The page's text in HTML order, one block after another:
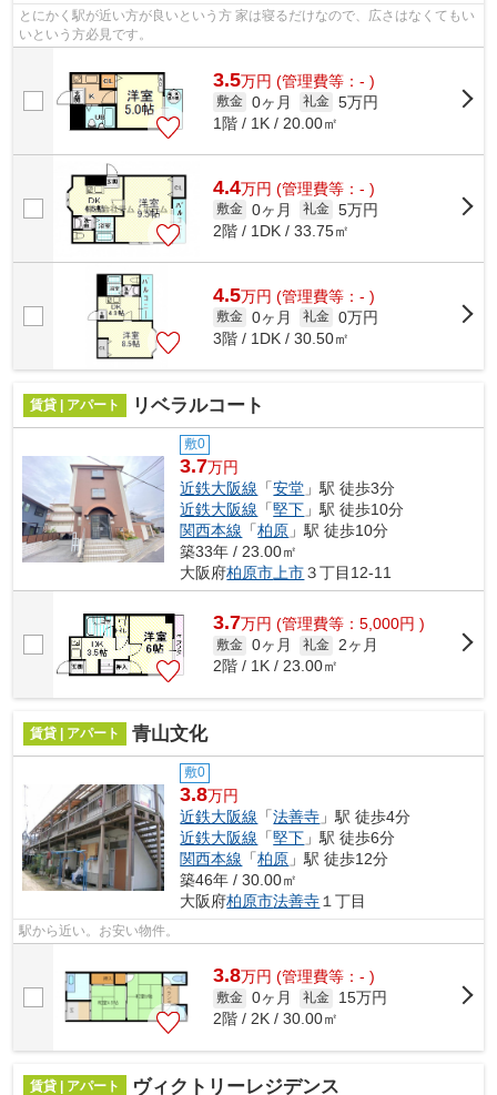
とにかく駅が近い方が良いという方 家は寝るだけなので、広さはなくてもい
いという方必見です。
3.5万円 (管理費等：- )
敷金 0ヶ月 礼金 5万円
1階 / 1K / 20.00㎡
4.4万円 (管理費等：- )
敷金 0ヶ月 礼金 5万円
2階 / 1DK / 33.75㎡
4.5万円 (管理費等：- )
敷金 0ヶ月 礼金 0万円
3階 / 1DK / 30.50㎡
賃貸 | アパート リベラルコート
敷0
3.7万円
近鉄大阪線 「安堂 」駅 徒歩3分
近鉄大阪線 「堅下 」駅 徒歩10分
関西本線 「柏原 」駅 徒歩10分
築33年 / 23.00㎡
大阪府柏原市 上市３丁目12-11
3.7万円 (管理費等：5,000円 )
敷金 0ヶ月 礼金 2ヶ月
2階 / 1K / 23.00㎡
賃貸 | アパート 青山文化
敷0
3.8万円
近鉄大阪線 「法善寺 」駅 徒歩4分
近鉄大阪線 「堅下 」駅 徒歩6分
関西本線 「柏原 」駅 徒歩12分
築46年 / 30.00㎡
大阪府柏原市法善寺 １丁目
駅から近い。お安い物件。
3.8万円 (管理費等：- )
敷金 0ヶ月 礼金
15万円
2階 / 2K / 30.00㎡
賃貸 | アパート ヴィクトリーレジデンス